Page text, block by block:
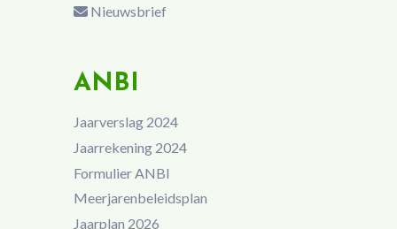
Nieuwsbrief
ANBI
Jaarverslag 2024
Jaarrekening 2024
Formulier ANBI
Meerjarenbeleidsplan
Jaarplan 2026